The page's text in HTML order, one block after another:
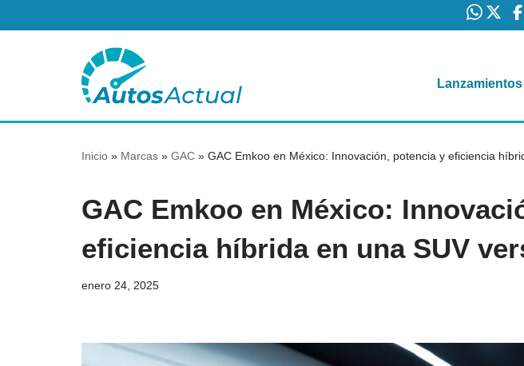
contenido
Lanzamientos
Inicio » Marcas » GAC » GAC Emkoo en México: Innovación, potencia y eficiencia
GAC Emkoo en México:
eficiencia híbrida en una SUV
enero 24, 2025